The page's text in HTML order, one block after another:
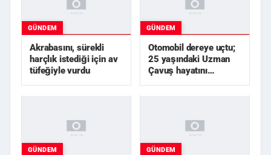
GÜNDEM
Akrabasını, sürekli
harçlık istediği için av
tüfeğiyle vurdu
GÜNDEM
Otomobil dereye uçtu;
25 yaşındaki Uzman
Çavuş hayatını
GÜNDEM GÜNDEM